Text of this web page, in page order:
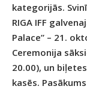
kategorijās.
RIGA IFF
Palace” – 21.
Ceremonija
20.00), un
kasēs.